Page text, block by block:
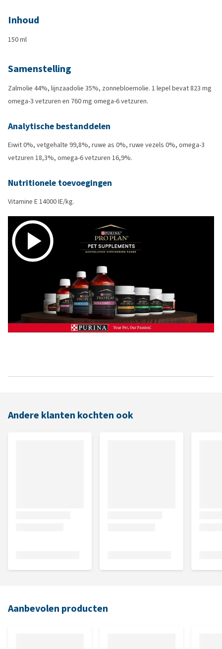
Inhoud
150 ml
Samenstelling
Zalmolie 44%, lijnzaadolie 35%, zonnebloemolie. 1 lepel bevat 823 mg
omega-3 vetzuren en 760 mg omega-6 vetzuren.
Analytische bestanddelen
Eiwit 0%, vetgehalte 99,8%, ruwe as 0%, ruwe vezels 0%, omega-3
vetzuren 18,3%, omega-6 vetzuren 16,9%.
Nutritionele toevoegingen
Vitamine E 14000 IE/kg.
Andere klanten kochten ook
Aanbevolen producten